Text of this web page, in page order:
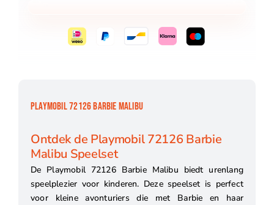
PLAYMOBIL 72126 BARBIE MALIBU
Ontdek de Playmobil 72126 Barbie
Malibu Speelset
De Playmobil 72126 Barbie Malibu biedt urenlang
speelplezier voor kinderen. Deze speelset is perfect
voor kleine avonturiers die met Barbie en haar